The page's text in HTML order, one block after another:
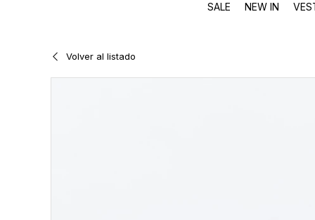
SALE NEW IN
Volver al listado